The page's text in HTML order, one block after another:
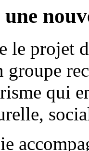
le projet
qui